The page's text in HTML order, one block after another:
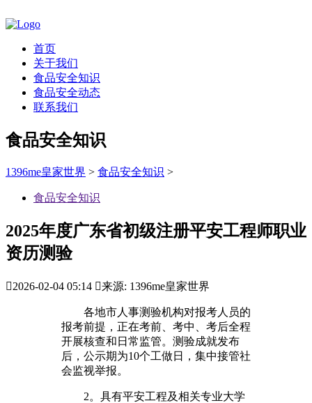
首页
关于我们
食品安全知识
食品安全动态
联系我们
食品安全知识
1396me皇家世界 > 食品安全知识 >
食品安全知识
2025年度广东省初级注册平安工程师职业
资历测验
2026-02-04 05:14 来源: 1396me皇家世界
各地市人事测验机构对报考人员的
报考前提，正在考前、考中、考后全程
开展核查和日常监管。测验成就发布
后，公示期为10个工做日，集中接管社
会监视举报。
2。具有平安工程及相关专业大学